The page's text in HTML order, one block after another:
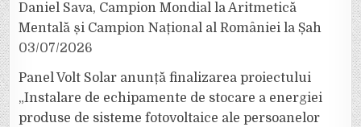
Daniel Sava, Campion Mondial la Aritmetică
Mentală și Campion Național al României la Șah
03/07/2026
Panel Volt Solar anunță finalizarea proiectului
„Instalare de echipamente de stocare a energiei
produse de sisteme fotovoltaice ale persoanelor